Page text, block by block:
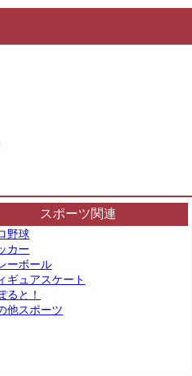
スポーツ関連
野球
カー
ーボール
ギュアスケート
ると！
他スポーツ